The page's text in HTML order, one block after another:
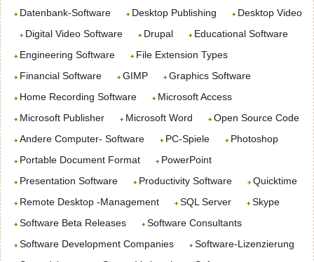
Datenbank-Software
Desktop Publishing
Desktop Video
Digital Video Software
Drupal
Educational Software
Engineering Software
File Extension Types
Financial Software
GIMP
Graphics Software
Home Recording Software
Microsoft Access
Microsoft Publisher
Microsoft Word
Open Source Code
Andere Computer- Software
PC-Spiele
Photoshop
Portable Document Format
PowerPoint
Presentation Software
Productivity Software
Quicktime
Remote Desktop -Management
SQL Server
Skype
Software Beta Releases
Software Consultants
Software Development Companies
Software-Lizenzierung